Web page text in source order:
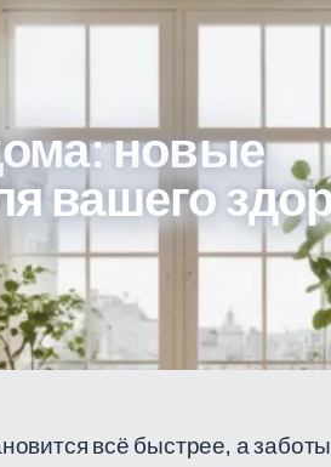
новые
вашего
всё быстрее, а